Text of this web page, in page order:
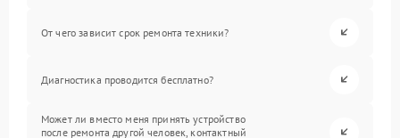
От чего зависит срок ремонта техники?
Диагностика проводится бесплатно?
Может ли вместо меня принять устройство
после ремонта другой человек, контактный